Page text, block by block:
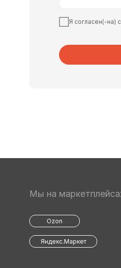
Я согласен(-на)
Мы на
Ozon
Яндекс.Маркет